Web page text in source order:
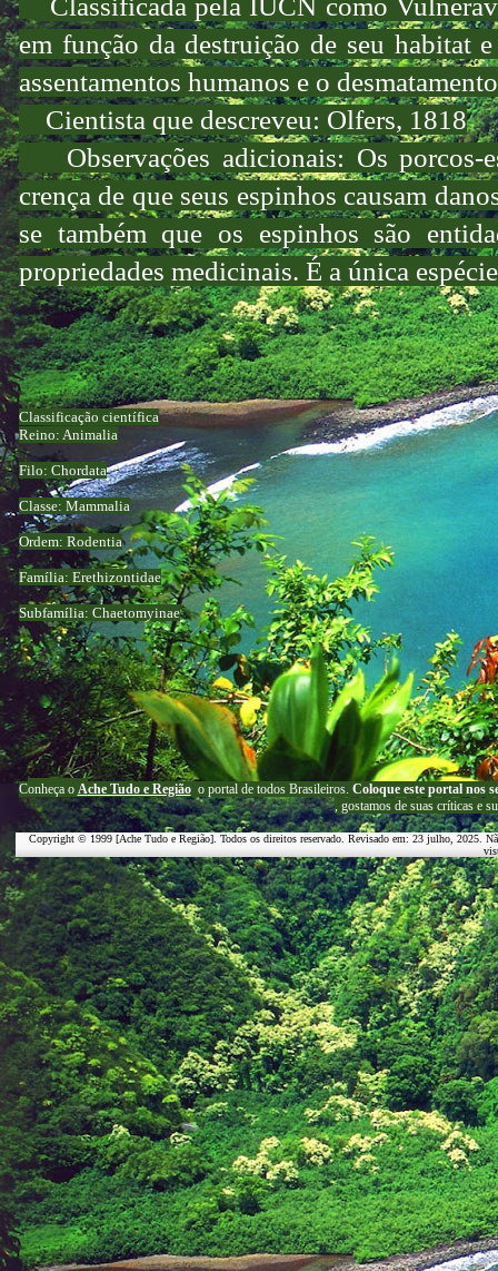
Classificada pela IUCN como
em função da destruição de seu habitat
assentamentos humanos e o
Cientista que descreveu: Olfers, 1818
Observações adicionais: Os porcos-
crença de que seus espinhos causam
se também que os espinhos são
propriedades medicinais. É a única
Classificação científica
Reino: Animalia
Filo: Chordata
Classe: Mammalia
Ordem: Rodentia
Família: Erethizontidae
Subfamília: Chaetomyinae
Conheça o Ache Tudo e Regiãoo portal de todos Brasileiros. Coloque este portal nos
, gostamos de suas críticas e
Copyright © 1999 [Ache Tudo e Região]. Todos os direitos reservado. Revisado em: 23 julho, 2025 .